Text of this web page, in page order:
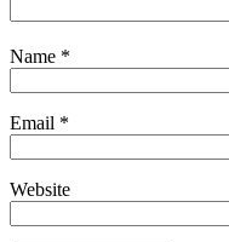
Name *
Email *
Website